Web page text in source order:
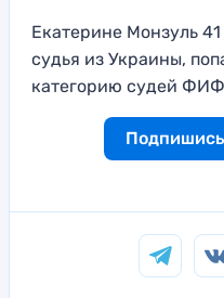
Екатерине Монзуль
судья из Украины,
категорию судей